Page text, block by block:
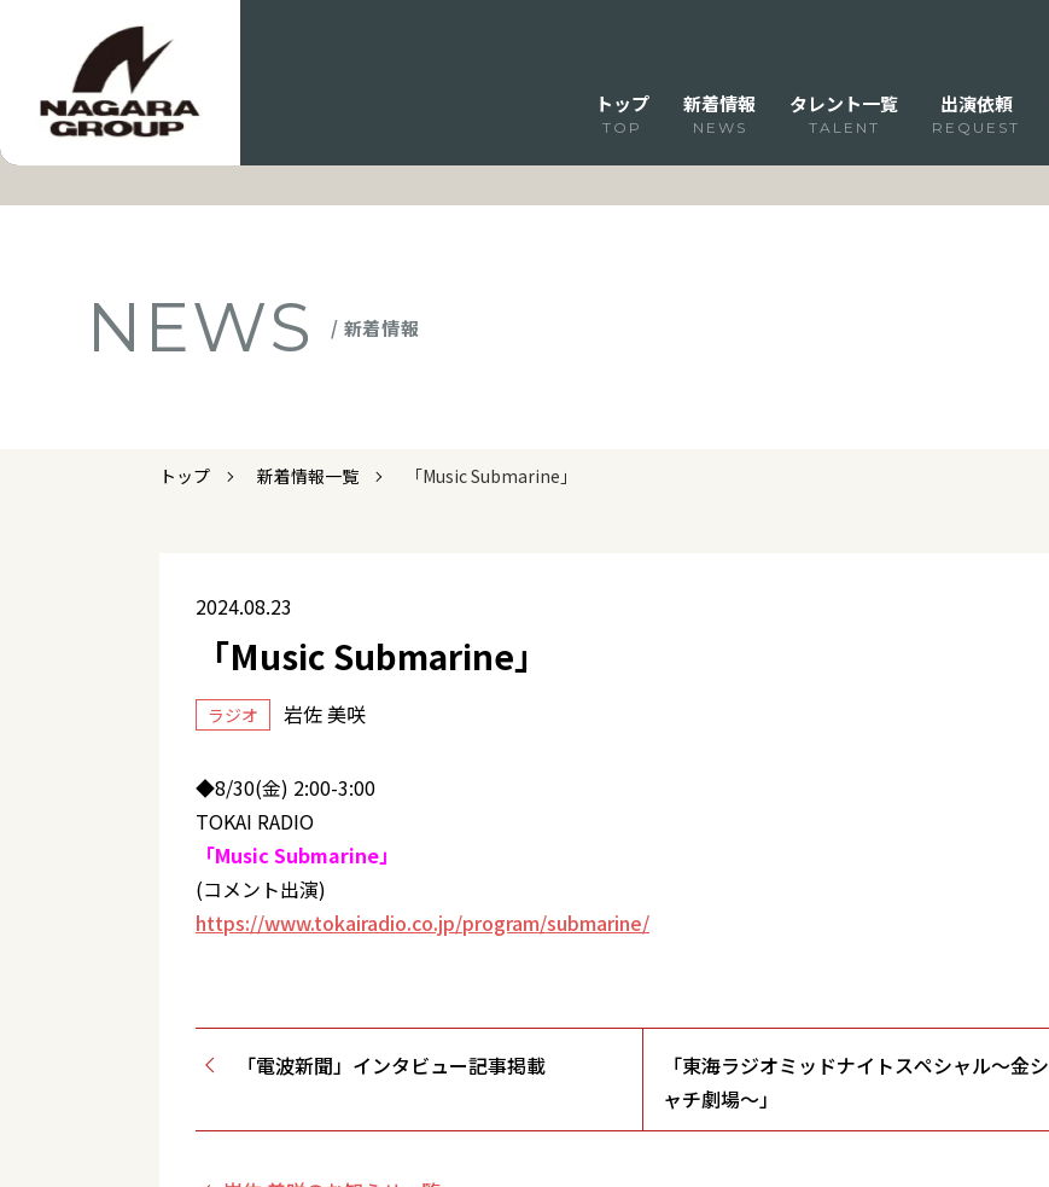
トップ
TOP
新着情報
NEWS
タレント一覧
TALENT
出演依頼
REQUEST
NEWS / 新着情報
トップ 新着情報一覧 「Music Submarine」
2024.08.23
「Music Submarine」
ラジオ 岩佐 美咲
◆8/30(金) 2:00-3:00
TOKAI RADIO
「Music Submarine」
(コメント出演)
https://www.tokairadio.co.jp/program/submarine/
「電波新聞」インタビュー記事掲載
「東海ラジオミッドナイトスペシャル～金シ
ャチ劇場～」